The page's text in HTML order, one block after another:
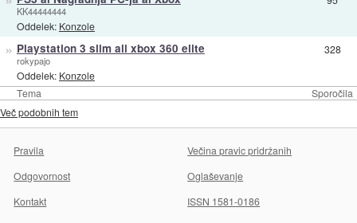
Tema Sporočila
KK44444444
Oddelek: Konzole
» Playstation 3 slim ali xbox 360 elite
rokypajo
Oddelek: Konzole
328
Več podobnih tem
Pravila
Večina pravic pridržanih
Odgovornost
Oglaševanje
Kontakt
ISSN 1581-0186